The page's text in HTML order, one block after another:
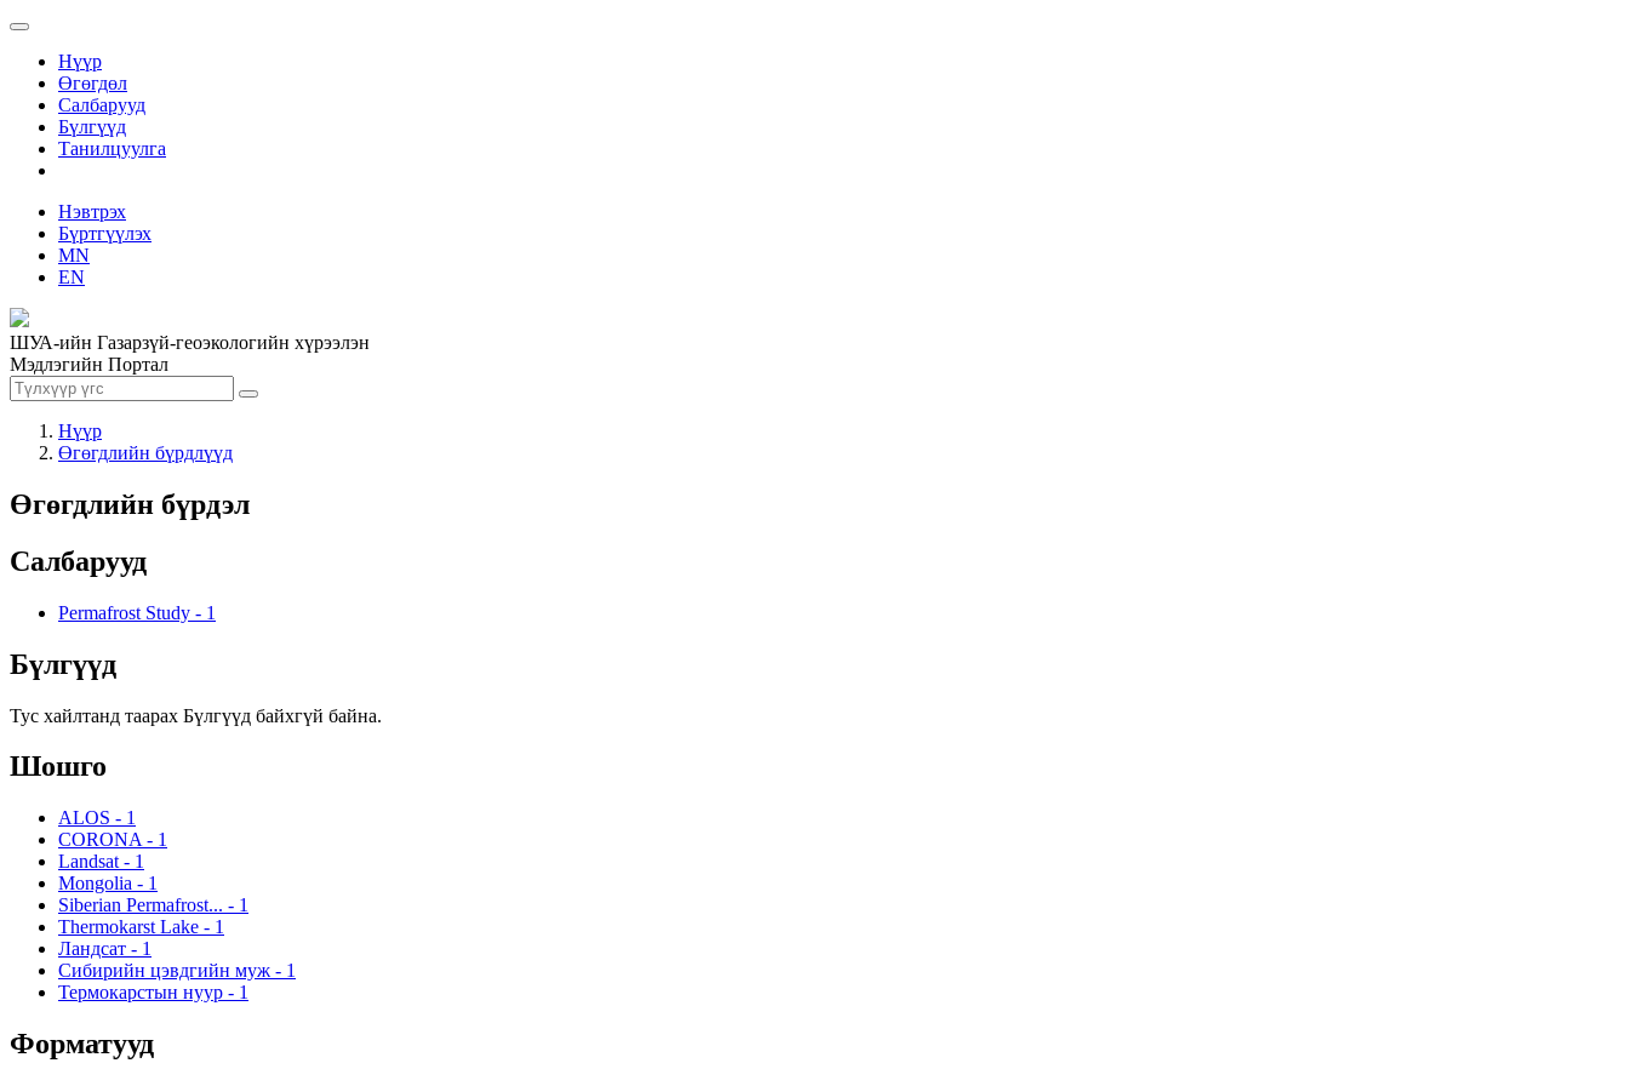
Нүүр
Өгөгдөл
Салбарууд
Бүлгүүд
Танилцуулга
Нэвтрэх
Бүртгүүлэх
MN
EN
ШУА-ийн Газарзүй-геоэкологийн хүрээлэн
Мэдлэгийн Портал
Нүүр
Өгөгдлийн бүрдлүүд
Өгөгдлийн бүрдэл
Салбарууд
Permafrost Study - 1
Бүлгүүд
Тус хайлтанд таарах Бүлгүүд байхгүй байна.
Шошго
ALOS - 1
CORONA - 1
Landsat - 1
Mongolia - 1
Siberian Permafrost... - 1
Thermokarst Lake - 1
Ландсат - 1
Сибирийн цэвдгийн муж - 1
Термокарстын нуур - 1
Форматууд